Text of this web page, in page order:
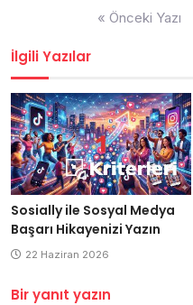
« Önceki Yazı
İlgili Yazılar
Sosially ile Sosyal Medya
Başarı Hikayenizi Yazın
22 Haziran 2026
Bir yanıt yazın